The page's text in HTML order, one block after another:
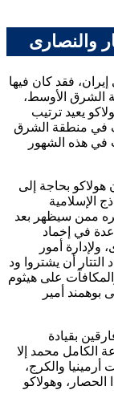
والنصارى
فقد كان فيها
الشرق الأوسط،
يعيد ترتيب
في منطقة الشرق
في هذه الشهور
هولاكو بحاجة إلى
الإسلامية
ممن سيظهر بعد
في إخماد
ولإدارة أمور
التتار أن يشتروا ود
والمكافآت على هيثوم
بوهمند أمير
بقيادة
الكامل محمد إلا
والكرج،
وهولاكو